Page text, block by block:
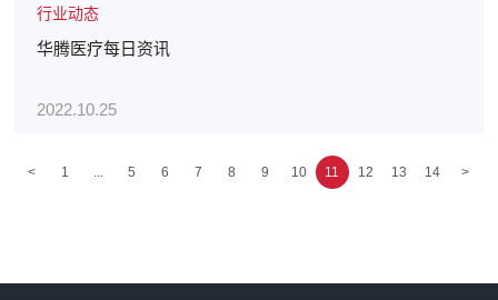
行业动态
华腾医疗每日资讯
2022.10.25
< 1 ... 5 6 7 8 9 10 11 12 13 14 >